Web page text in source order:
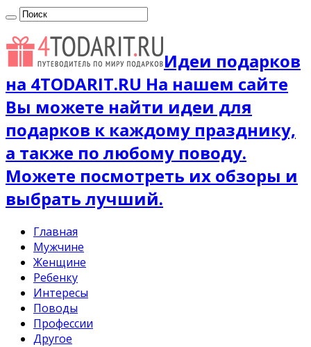
Идеи подарков
на 4TODARIT.RU На нашем сайте
Вы можете найти идеи для
подарков к каждому празднику,
а также по любому поводу.
Можете посмотреть их обзоры и
выбрать лучший.
Главная
Мужчине
Женщине
Ребенку
Интересы
Поводы
Профессии
Другое